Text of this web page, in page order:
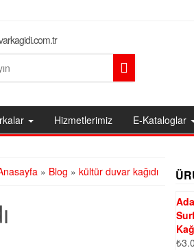
Hizmetlerimiz E-Kataloglar
» Blog » kültür duvar kağıdı
₺